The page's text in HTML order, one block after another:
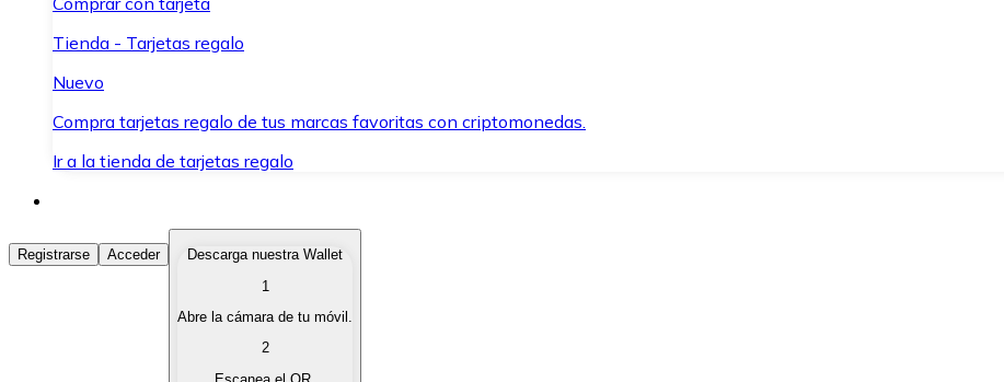
Tienda - Tarjetas regalo
Nuevo
Compra tarjetas regalo de tus marcas favoritas con criptomonedas.
Ir a la tienda de tarjetas regalo
Comprar Criptomonedas
Compra criptomonedas con diferentes métodos de pago.
Vende tus criptomonedas de forma rápida y segura.
Registrarse Acceder
Descarga nuestra Wallet
1
Abre la cámara de tu móvil.
2